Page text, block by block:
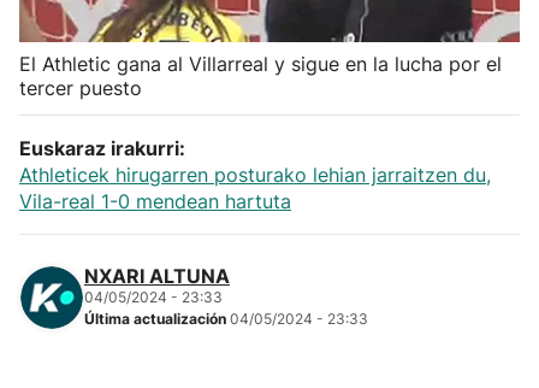
Balonmano
Kirolak 360
Atletismo
Carreras de montaña
Más deportes
El Athletic gana al Villarreal y sigue en la lucha por el
tercer puesto
Euskaraz irakurri:
Athleticek hirugarren posturako lehian jarraitzen du,
Vila-real 1-0 mendean hartuta
NXARI ALTUNA
04/05/2024 - 23:33
Última actualización 04/05/2024 - 23:33